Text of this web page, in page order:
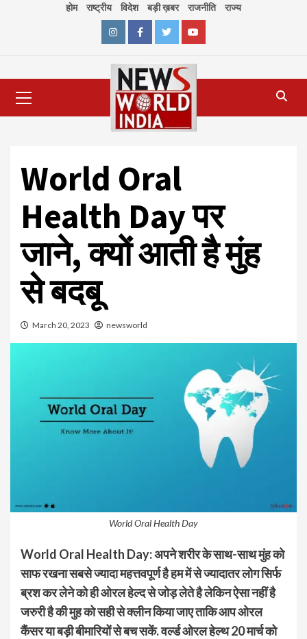
होम राष्ट्रीय विदेश बड़ी ख़बर राजनीति राज्य
InstagramFacebookTwitterYoutube
Menu
World Oral
Health Day पर
जाने, क्यों आती है मुंह
से बदबू
March 20, 2023 newsworld
World Oral Health Day
World Oral Health Day:अपने शरीर के साथ-साथ मुंह को
साफ रखना सबसे ज्यादा महत्तवपूर्ण है हम में से ज्यादातर लोग सिर्फ
ब्रश कर लेने को ही ओरल हेल्द से जोड़ लेते है लेकिन ऐसा नहीं है
जरुरी है की मुह को सही से क्लीन किया जाए ताकि आप ओरल
कैंसर या बड़ी बीमारियों से बच सकें. वर्ल्ड ओरल हेल्थ 20 मार्च को